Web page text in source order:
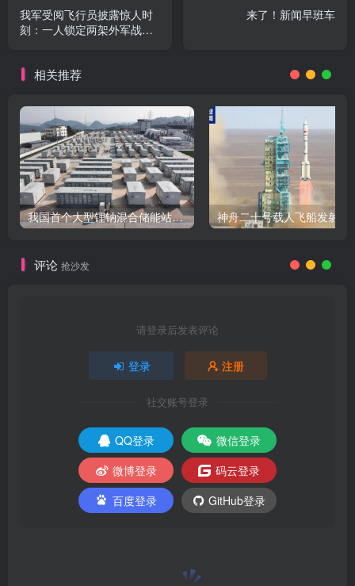
我军受阅飞行员披露惊人时
刻：一人锁定两架外军战
来了！新闻早班车
相关推荐
我国首个大型锂钠混合储能站投产，开启储能新时代
评论 抢沙发
请登录后发表评论
登录 注册
社交账号登录
QQ登录
微信登录
微博登录
码云登录
百度登录
GitHub登录